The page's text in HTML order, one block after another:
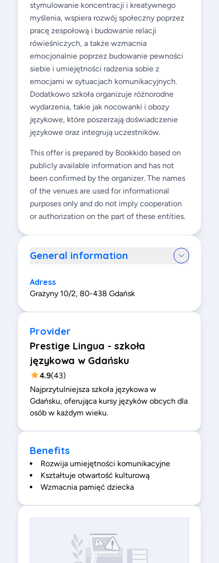
stymulowanie koncentracji i kreatywnego
myślenia, wspiera rozwój społeczny poprzez
pracę zespołową i budowanie relacji
rówieśniczych, a także wzmacnia
emocjonalnie poprzez budowanie pewności
siebie i umiejętności radzenia sobie z
emocjami w sytuacjach komunikacyjnych.
Dodatkowo szkoła organizuje różnorodne
wydarzenia, takie jak nocowanki i obozy
językowe, które poszerzają doświadczenie
językowe oraz integrują uczestników.
This offer is prepared by Bookkido based on
publicly available information and has not
been confirmed by the organizer. The names
of the venues are used for informational
purposes only and do not imply cooperation
or authorization on the part of these entities.
General information
Adress
Grażyny 10/2, 80-438 Gdańsk
Provider
Prestige Lingua - szkoła
językowa w Gdańsku
4.9(43)
Najprzytulniejsza szkoła językowa w
Gdańsku, oferująca kursy języków obcych dla
osób w każdym wieku.
Benefits
Rozwija umiejętności komunikacyjne
Kształtuje otwartość kulturową
Wzmacnia pamięć dziecka